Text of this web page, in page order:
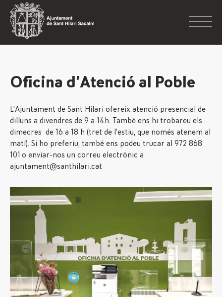
Oficina d’Atenció al Poble
L’Ajuntament de Sant Hilari ofereix atenció presencial de
dilluns a divendres de 9 a 14h. També ens hi trobareu els
dimecres de 16 a 18 h (tret de l’estiu, que només atenem al
matí). Si ho preferiu, també ens podeu trucar al 972 868
101 o enviar-nos un correu electrònic a
ajuntament@santhilari.cat